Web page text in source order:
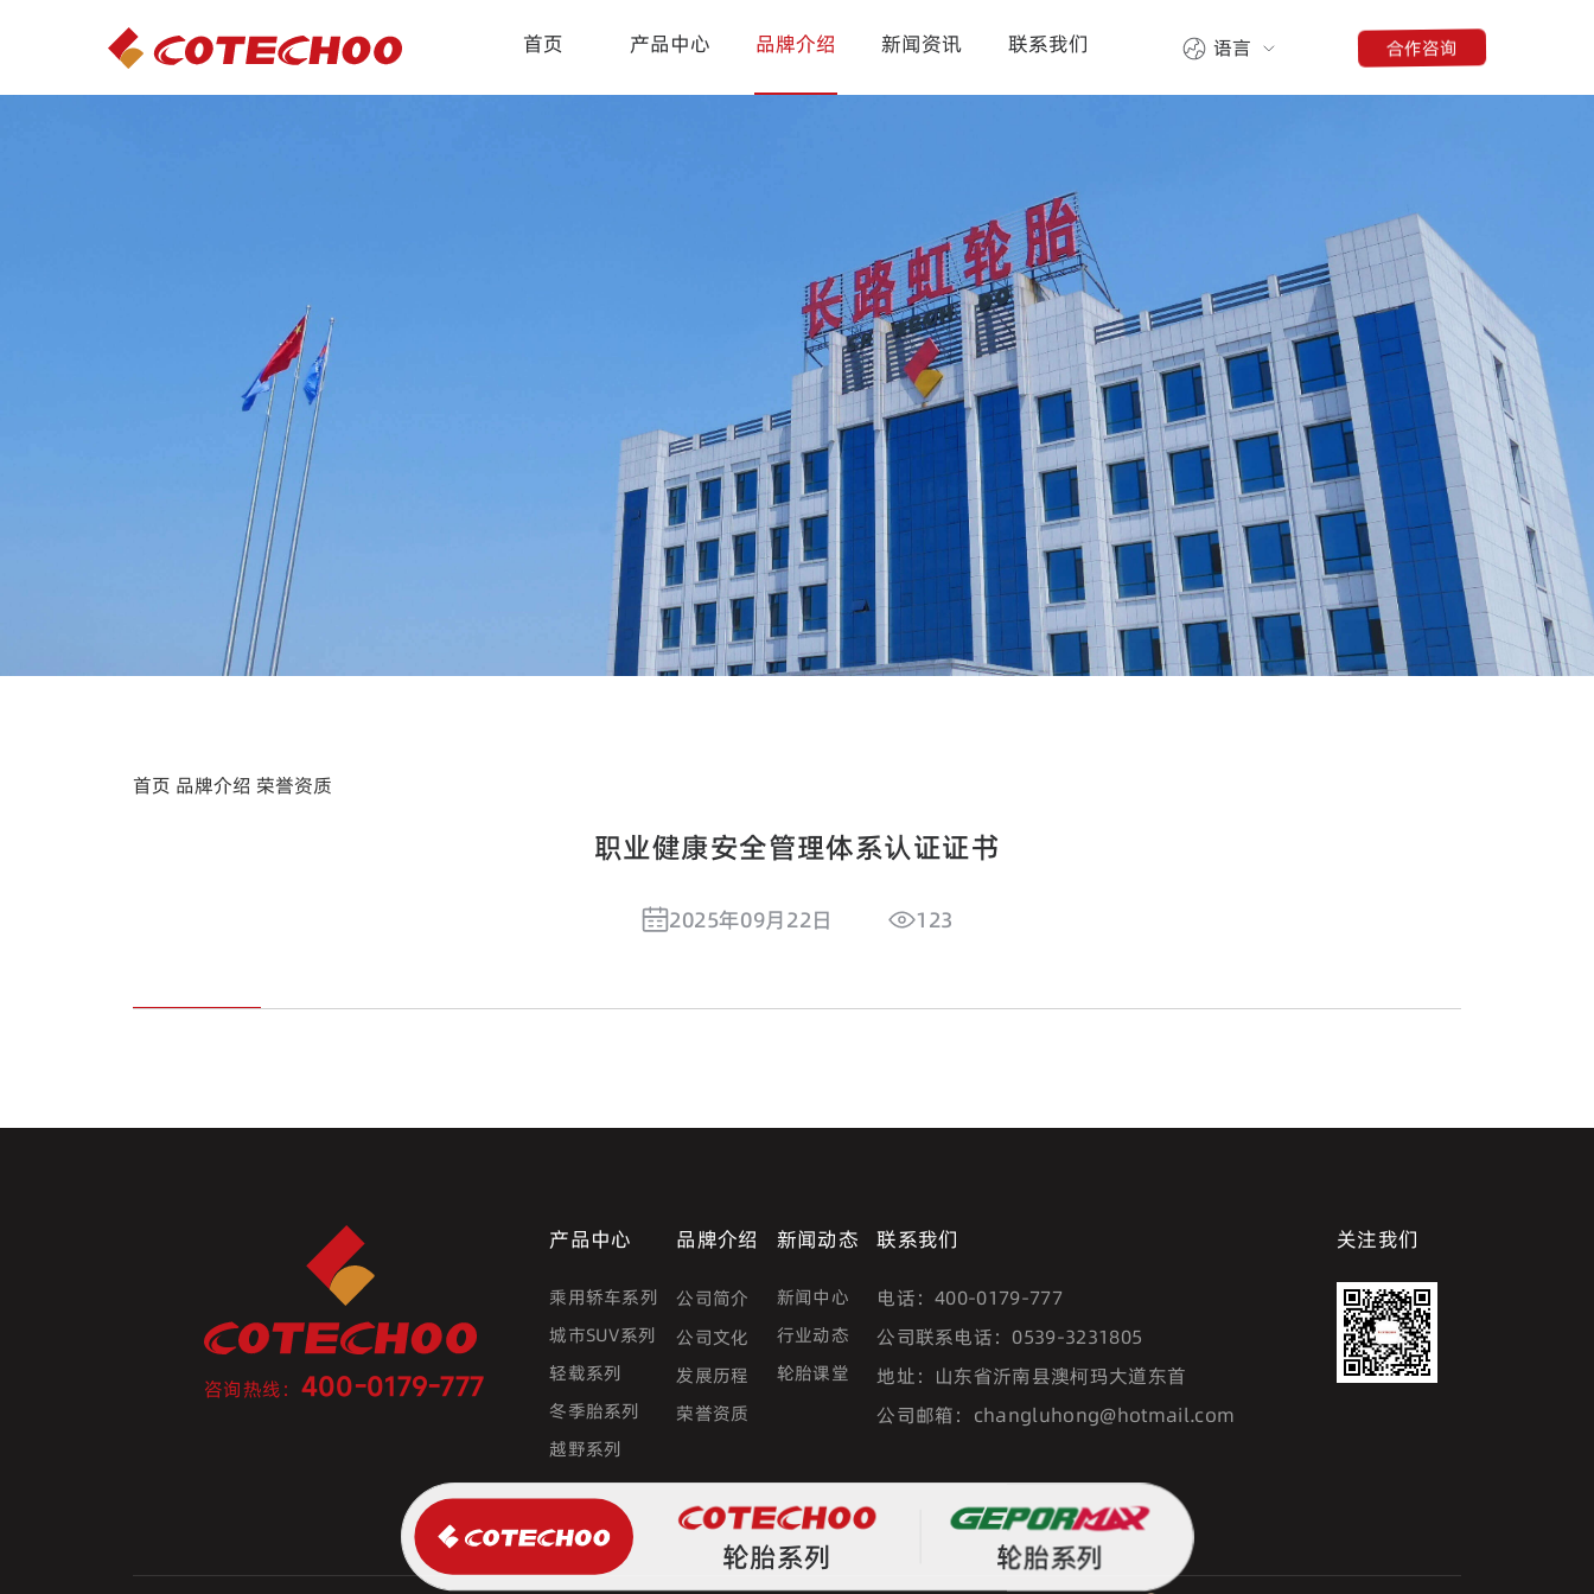
首页 产品中心 品牌介绍 新闻资讯 联系我们 语言 合作咨询
首页 品牌介绍 荣誉资质
职业健康安全管理体系认证证书
2025年09月22日 123
咨询热线： 400-0179-777
产品中心
乘用轿车系列
城市SUV系列
轻载系列
冬季胎系列
越野系列
品牌介绍
公司简介
公司文化
发展历程
荣誉资质
新闻动态
新闻中心
行业动态
轮胎课堂
联系我们
电话：400-0179-777
公司联系电话： 0539-3231805
地址： 山东省沂南县澳柯玛大道东首
公司邮箱： changluhong@hotmail.com
关注我们
轮胎系列 轮胎系列